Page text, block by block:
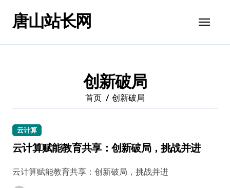
唐山站长网
创新破局
首页 创新破局
云计算
云计算赋能教育共享：创新破局，挑战并进
云计算赋能教育共享：创新破局，挑战并进